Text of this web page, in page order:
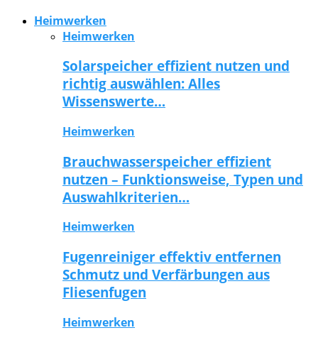
Heimwerken
Heimwerken
Solarspeicher effizient nutzen und
richtig auswählen: Alles
Wissenswerte…
Heimwerken
Brauchwasserspeicher effizient
nutzen – Funktionsweise, Typen und
Auswahlkriterien…
Heimwerken
Fugenreiniger effektiv entfernen
Schmutz und Verfärbungen aus
Fliesenfugen
Heimwerken